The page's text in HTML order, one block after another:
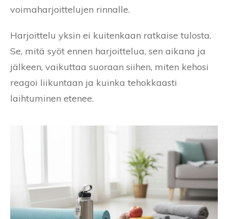
voimaharjoittelujen rinnalle.
Harjoittelu yksin ei kuitenkaan ratkaise tulosta.
Se, mitä syöt ennen harjoittelua, sen aikana ja
jälkeen, vaikuttaa suoraan siihen, miten kehosi
reagoi liikuntaan ja kuinka tehokkaasti
laihtuminen etenee.